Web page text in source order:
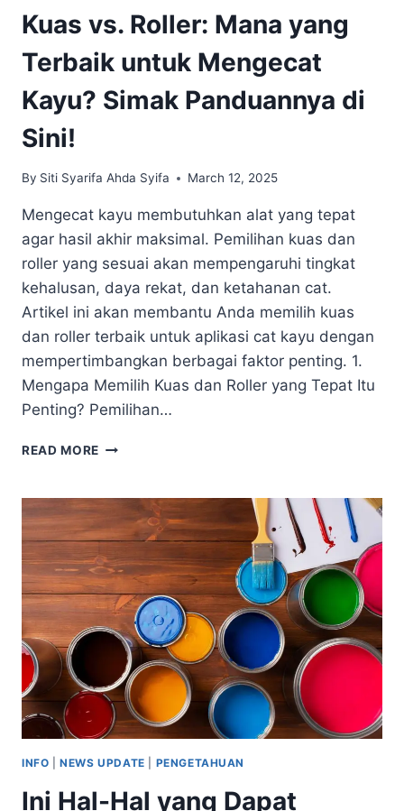
Kuas vs. Roller: Mana yang
Terbaik untuk Mengecat
Kayu? Simak Panduannya di
Sini!
By Siti Syarifa Ahda Syifa March 12, 2025
Mengecat kayu membutuhkan alat yang tepat
agar hasil akhir maksimal. Pemilihan kuas dan
roller yang sesuai akan mempengaruhi tingkat
kehalusan, daya rekat, dan ketahanan cat.
Artikel ini akan membantu Anda memilih kuas
dan roller terbaik untuk aplikasi cat kayu dengan
mempertimbangkan berbagai faktor penting. 1.
Mengapa Memilih Kuas dan Roller yang Tepat Itu
Penting? Pemilihan…
READ MORE KUAS
MANA
YANG
TERBAIK
UNTUK
MENGECAT
KAYU?
SIMAK
PANDUANNYA
SINI!
INFO |NEWS UPDATE PENGETAHUAN
Ini Hal-Hal yang Dapat